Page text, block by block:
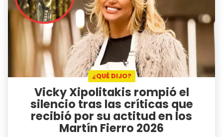
¿QUÉ DIJO?
Vicky Xipolitakis rompió el
silencio tras las críticas que
recibió por su actitud en los
Martín Fierro 2026